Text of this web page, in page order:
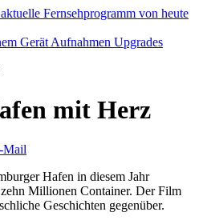
Gerät Aufnahmen Upgrades
mit Herz
Mail
Hafen in diesem Jahr
Millionen Container. Der Film
Geschichten gegenüber.